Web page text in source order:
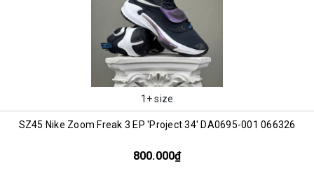
1+ size
SZ45 Nike Zoom Freak 3 EP 'Project 34' DA0695-001 066326
800.000₫